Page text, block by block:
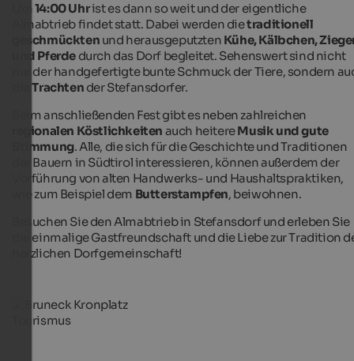
14:00 Uhrist es dann so weit und der eigentliche
Almabtrieb findet statt. Dabei werden dietraditionell
geschmückten und herausgeputzten Kühe, Kälbchen,
und Pferde durch das Dorf begleitet. Sehenswert sind nicht
nur der handgefertigte bunte Schmuck der Tiere, sondern
dieTrachten der Stefansdorfer.
Beim anschließenden Fest gibt es neben zahlreichen
regionalen Köstlichkeiten auch heitereMusik und gute
Stimmung. Alle, die sich für die Geschichte und Traditionen
der Bauern in Südtirol interessieren, können außerdem der
Vorführung von alten Handwerks- und Haushaltspraktiken,
wie zum Beispiel dem Butterstampfen, beiwohnen.
Besuchen Sie den Almabtrieb in Stefansdorf und erleben Sie
die einmalige Gastfreundschaft und die Liebe zur Tradition
herzlichen Dorfgemeinschaft!